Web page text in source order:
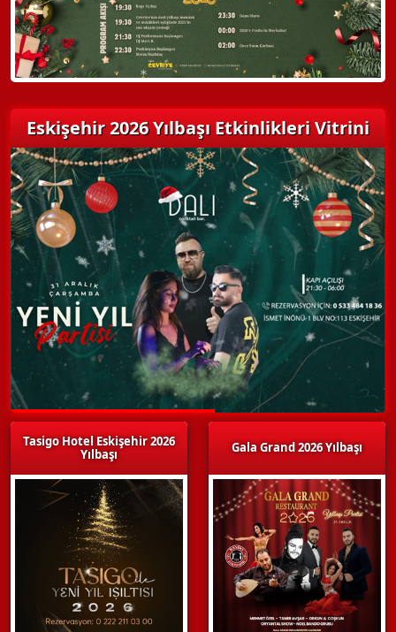
Eskişehir 2026 Yılbaşı Etkinlikleri Vitrini
Tasigo Hotel Eskişehir 2026
Yılbaşı
Gala Grand 2026 Yılbaşı